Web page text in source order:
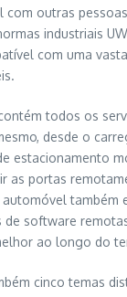
outras
industriais
com uma
todos os
desde o
estacionamento
as portas
automóvel também
de software
ao longo do
cinco temas